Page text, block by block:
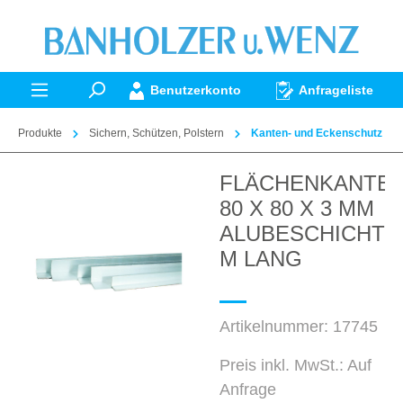
springen
Benutzerkonto Anfrageliste
Produkte Sichern, Schützen, Polstern Kanten- und Eckenschutz
80 X 80 X 3 MM
M LANG
Artikelnummer: 17745
Preis inkl. MwSt.: Auf
Anfrage